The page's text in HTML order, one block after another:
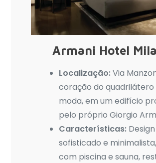
Armani Hotel
Localização:Via
coração do quadrilátero
moda, em um edifício
pelo próprio Giorgio
Características: Design
sofisticado e
com piscina e sauna,